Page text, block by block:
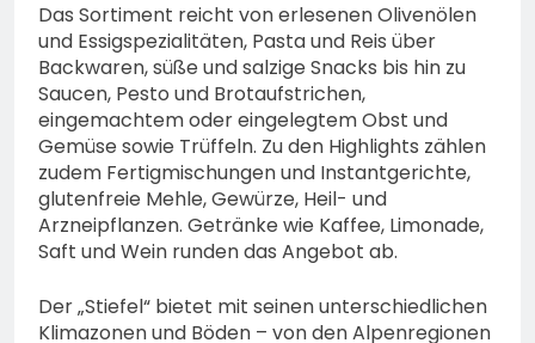
Das Sortiment reicht von erlesenen Olivenölen
und Essigspezialitäten, Pasta und Reis über
Backwaren, süße und salzige Snacks bis hin zu
Saucen, Pesto und Brotaufstrichen,
eingemachtem oder eingelegtem Obst und
Gemüse sowie Trüffeln. Zu den Highlights zählen
zudem Fertigmischungen und Instantgerichte,
glutenfreie Mehle, Gewürze, Heil- und
Arzneipflanzen. Getränke wie Kaffee, Limonade,
Saft und Wein runden das Angebot ab.
Der „Stiefel“ bietet mit seinen unterschiedlichen
Klimazonen und Böden – von den Alpenregionen